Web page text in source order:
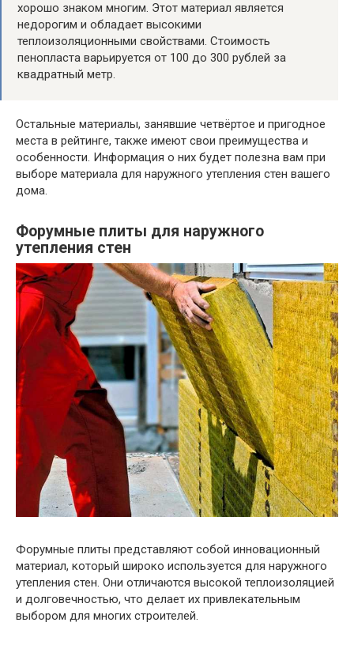
хорошо знаком многим. Этот материал является
недорогим и обладает высокими
теплоизоляционными свойствами. Стоимость
пенопласта варьируется от 100 до 300 рублей за
квадратный метр.
Остальные материалы, занявшие четвёртое и пригодное
места в рейтинге, также имеют свои преимущества и
особенности. Информация о них будет полезна вам при
выборе материала для наружного утепления стен вашего
дома.
Форумные плиты для наружного
утепления стен
Форумные плиты представляют собой инновационный
материал, который широко используется для наружного
утепления стен. Они отличаются высокой теплоизоляцией
и долговечностью, что делает их привлекательным
выбором для многих строителей.